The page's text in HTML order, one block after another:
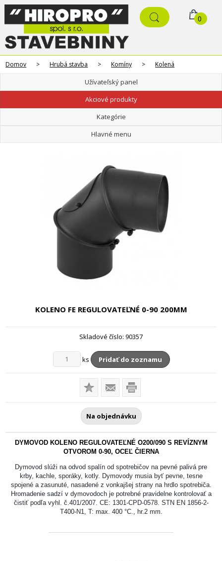
0
Domov > Hrubá stavba > Komíny > Kolená
Užívateľský panel
Akciové produkty
Kategórie
Hlavné menu
KOLENO FE REGULOVATEĽNÉ 0-90 200MM
Skladové číslo: 90357
ks Pridať do zoznamu
Na objednávku
DYMOVOD KOLENO REGULOVATEĽNÉ O200/090 S REVÍZNYM
OTVOROM 0-90, OCEĽ ČIERNA
Dymovod slúži na odvod spalín od spotrebičov na pevné palivá pre
krby, kachle, sporáky, kotly. Dymovody musia byť pevne, tesne
spojené a zasunuté, nasadené z vonkajšej strany na hrdlo spotrebiča.
Hromadenie sadzí v dymovodoch je potrebné pravidelne kontrolovať a
čistiť podľa vyhl. č.401/2007. CE: 1301-CPD-0578. STN EN 1856-2-
T400-N1, T: max. 400 °C., hr.2 mm.